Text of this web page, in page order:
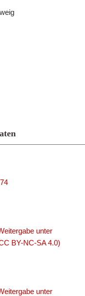
unter
BY-NC-SA 4.0)
unter